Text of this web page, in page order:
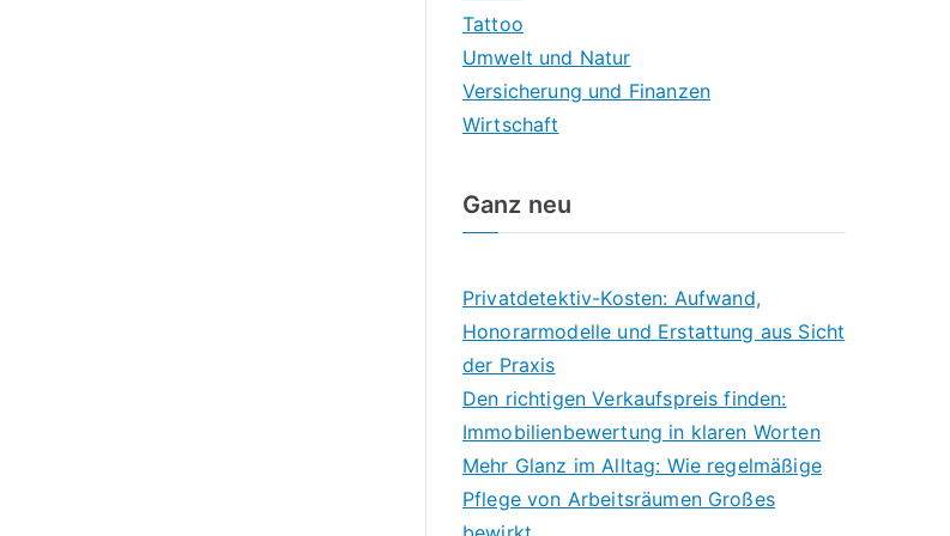
Tattoo
Umwelt und Natur
Versicherung und Finanzen
Wirtschaft
Ganz neu
Privatdetektiv-Kosten: Aufwand,
Honorarmodelle und Erstattung aus Sicht
der Praxis
Den richtigen Verkaufspreis finden:
Immobilienbewertung in klaren Worten
Mehr Glanz im Alltag: Wie regelmäßige
Pflege von Arbeitsräumen Großes